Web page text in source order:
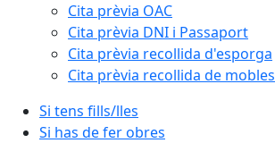
Cita prèvia OAC
Cita prèvia DNI i Passaport
Cita prèvia recollida d'esporga
Cita prèvia recollida de mobles
Si tens fills/lles
Si has de fer obres